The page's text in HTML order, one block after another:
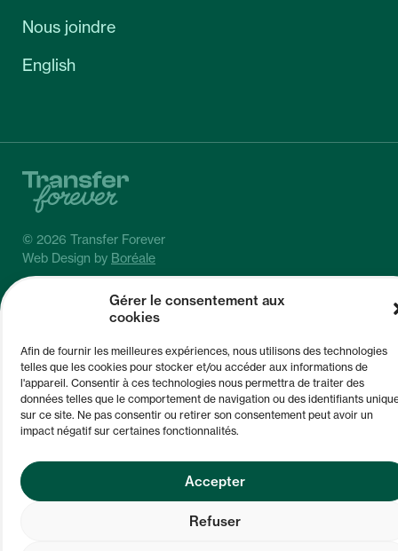
Gérer le consentement aux
cookies
Afin de fournir les meilleures expériences, nous utilisons des technologies
telles que les cookies pour stocker et/ou accéder aux informations de
l'appareil. Consentir à ces technologies nous permettra de traiter des
données telles que le comportement de navigation ou des identifiants
sur ce site. Ne pas consentir ou retirer son consentement peut avoir un
impact négatif sur certaines fonctionnalités.
Accepter
Refuser
Nous joindre
English
© 2026 Transfer Forever
Web Design by Boréale
Conditions de vente et de service